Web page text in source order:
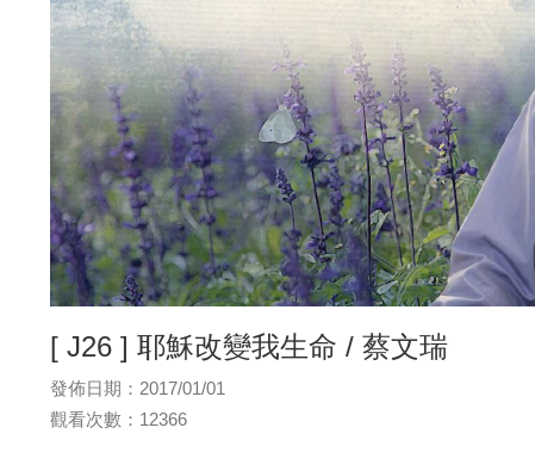
[ J26 ] 耶穌改變我生命 / 蔡文瑞
發佈日期：2017/01/01
觀看次數：12366